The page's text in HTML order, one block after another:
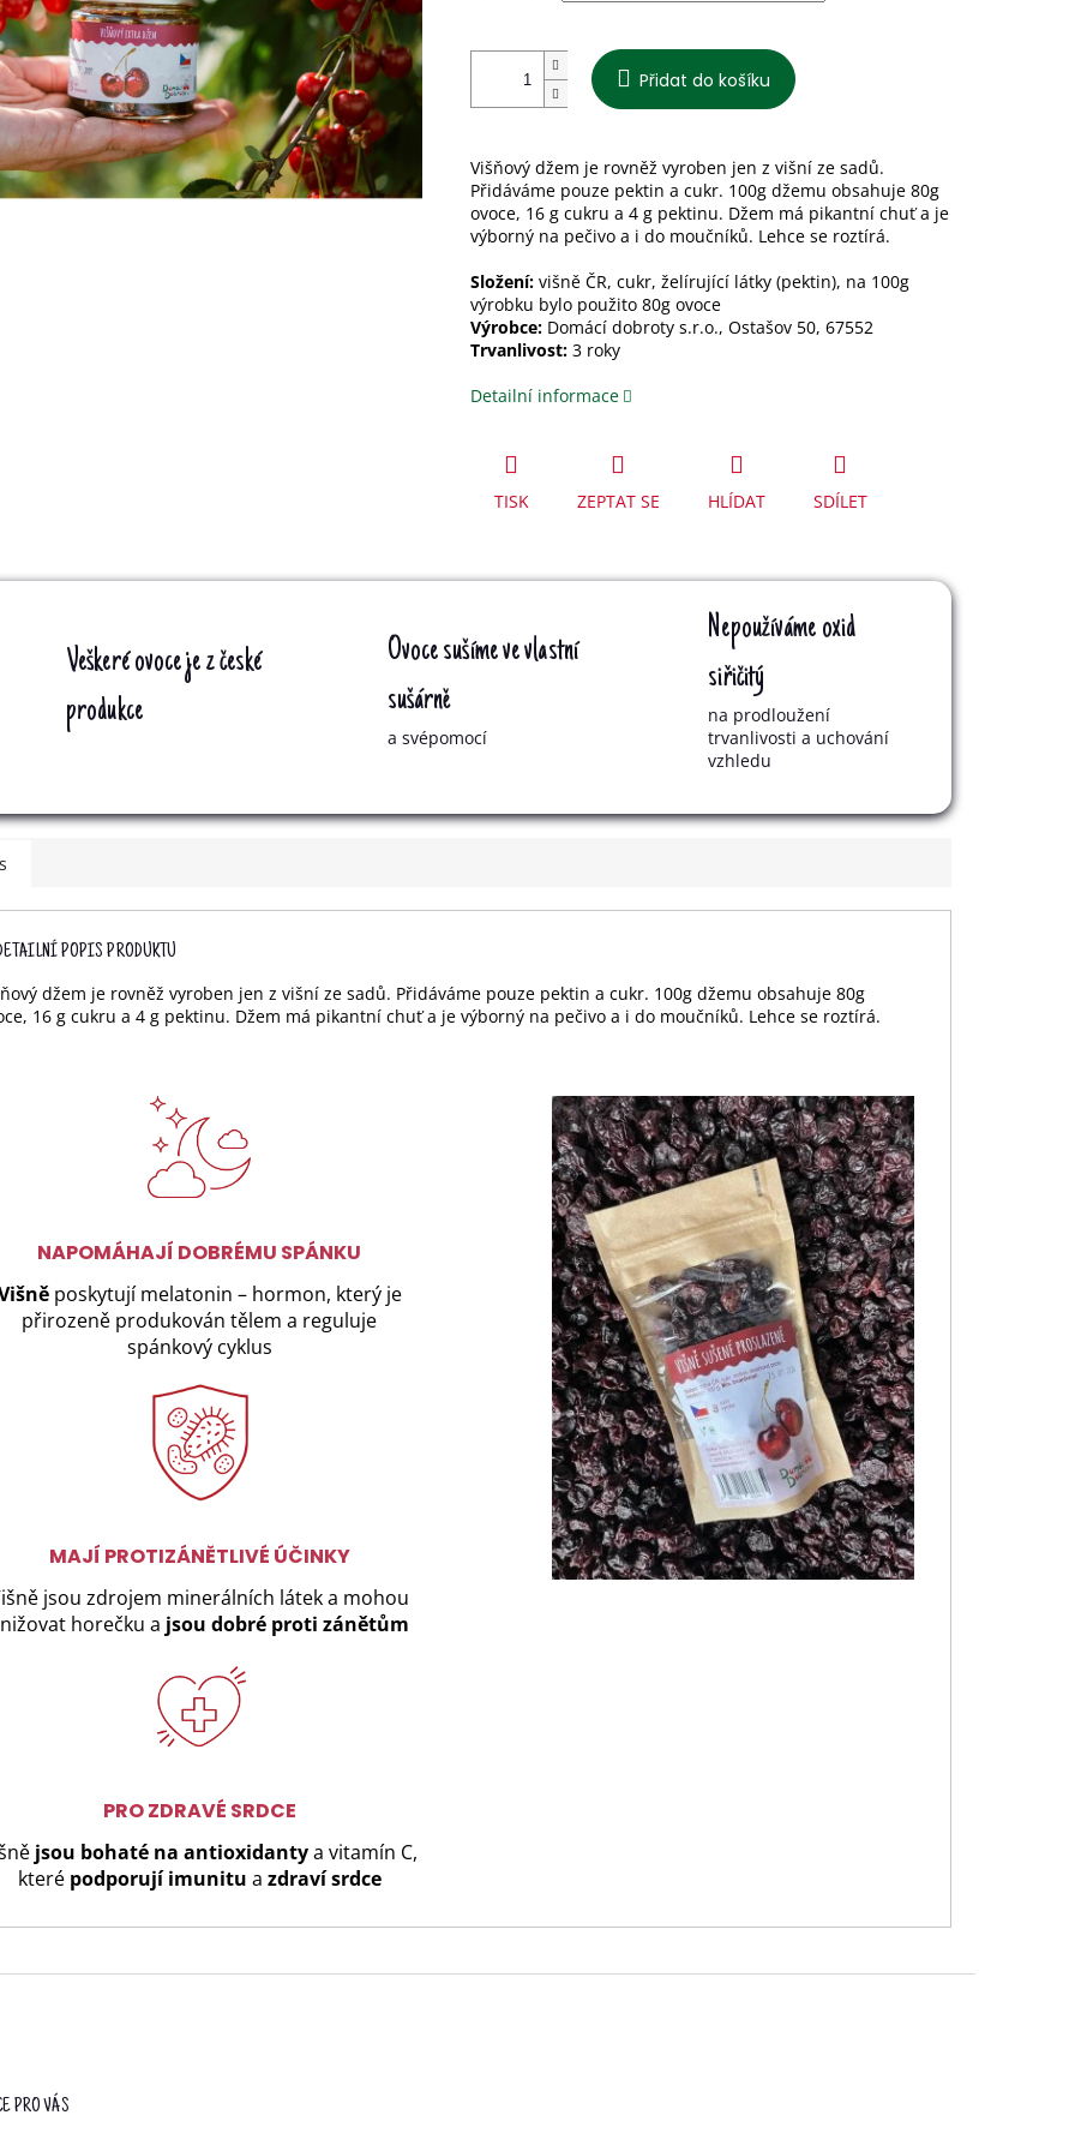
Přidat do košíku
Višňový džem je rovněž vyroben jen z višní ze sadů.
Přidáváme pouze pektin a cukr. 100g džemu obsahuje 80g
ovoce, 16 g cukru a 4 g pektinu. Džem má pikantní chuť a je
výborný na pečivo a i do moučníků. Lehce se roztírá.
Složení: višně ČR, cukr, želírující látky (pektin), na 100g
výrobku bylo použito 80g ovoce
Výrobce: Domácí dobroty s.r.o., Ostašov 50, 67552
Trvanlivost: 3 roky
Detailní informace
TISK ZEPTAT SE HLÍDAT SDÍLET
Veškeré ovoce je z české
produkce
Ovoce sušíme ve vlastní
sušárně
a svépomocí
Nepoužíváme oxid
siřičitý
na prodloužení
trvanlivosti a uchování
vzhledu
POPIS PRODUKTU
džem je rovněž vyroben jen z višní ze sadů. Přidáváme pouze pektin a cukr. 100g džemu obsahuje 80g
16 g cukru a 4 g pektinu. Džem má pikantní chuť a je výborný na pečivo a i do moučníků. Lehce se roztírá.
NAPOMÁHAJÍ DOBRÉMU SPÁNKU
poskytují melatonin – hormon, který je
přirozeně produkován tělem a reguluje
spánkový cyklus
MAJÍ PROTIZÁNĚTLIVÉ ÚČINKY
jsou zdrojem minerálních látek a mohou
horečku a jsou dobré proti zánětům
PRO ZDRAVÉ SRDCE
jsou bohaté na antioxidantya vitamín C,
které podporují imunitu a zdraví srdce
PRO VÁS